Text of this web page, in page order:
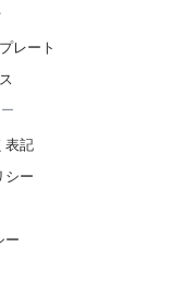
レート
表記
シー
ー